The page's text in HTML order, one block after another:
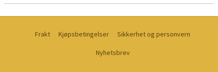
Frakt Kjøpsbetingelser Sikkerhet og personvern
Nyhetsbrev